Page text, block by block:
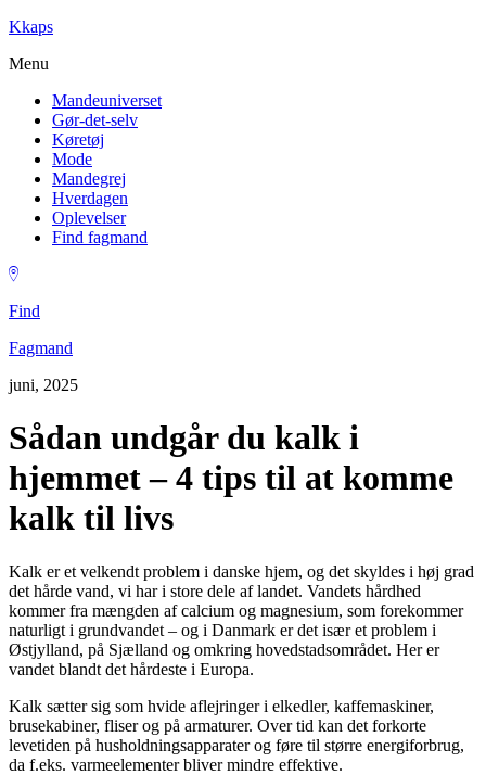
Kkaps
Menu
Mandeuniverset
Gør-det-selv
Køretøj
Mode
Mandegrej
Hverdagen
Oplevelser
Find fagmand
Find
Fagmand
juni, 2025
Sådan undgår du kalk i
hjemmet – 4 tips til at komme
kalk til livs
Kalk er et velkendt problem i danske hjem, og det skyldes i høj grad
det hårde vand, vi har i store dele af landet. Vandets hårdhed
kommer fra mængden af calcium og magnesium, som forekommer
naturligt i grundvandet – og i Danmark er det især et problem i
Østjylland, på Sjælland og omkring hovedstadsområdet. Her er
vandet blandt det hårdeste i Europa.
Kalk sætter sig som hvide aflejringer i elkedler, kaffemaskiner,
brusekabiner, fliser og på armaturer. Over tid kan det forkorte
levetiden på husholdningsapparater og føre til større energiforbrug,
da f.eks. varmeelementer bliver mindre effektive.